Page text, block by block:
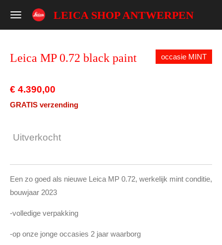
Ga
hoofdinhoud
LEICA SHOP ANTWERPEN
Leica MP 0.72 black paint occasie MINT
€ 4.390,00
GRATIS verzending
Uitverkocht
Een zo goed als nieuwe Leica MP 0.72, werkelijk mint conditie,
bouwjaar 2023
-volledige verpakking
-op onze jonge occasies 2 jaar waarborg